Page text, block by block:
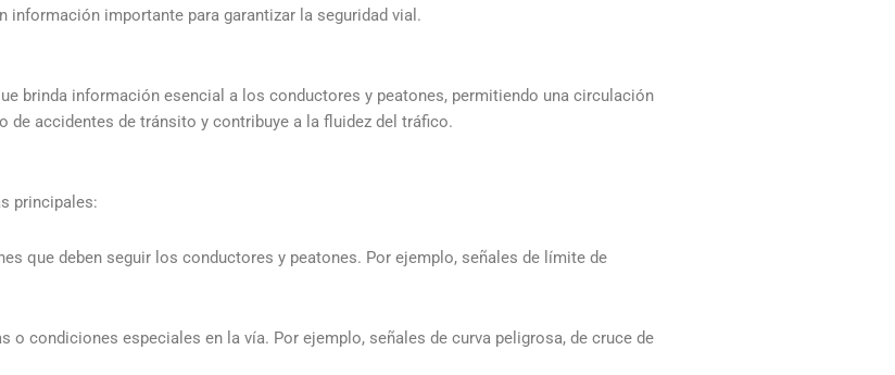
importante para garantizar la seguridad vial.
brinda información esencial a los conductores y peatones, permitiendo una circulación
de accidentes de tránsito y contribuye a la fluidez del tráfico.
principales:
que deben seguir los conductores y peatones. Por ejemplo, señales de límite de
condiciones especiales en la vía. Por ejemplo, señales de curva peligrosa, de cruce de